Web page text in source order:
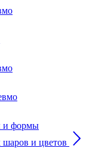
и формы
и цветов